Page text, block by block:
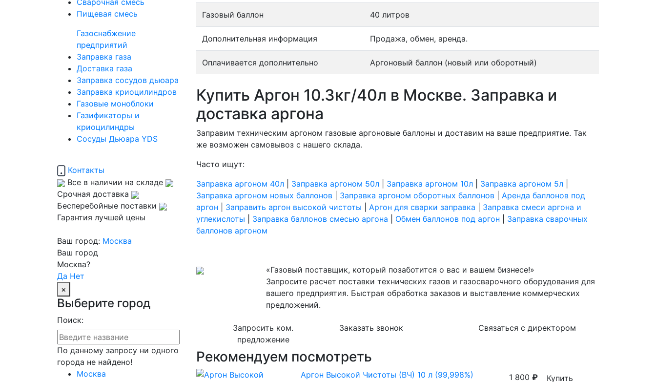
Сварочная смесь
Пищевая смесь
Газоснабжение
предприятий
Заправка газа
Доставка газа
Заправка сосудов дьюара
Заправка криоцилиндров
Газовые моноблоки
Газификаторы и
криоцилиндры
Сосуды Дьюара YDS
Контакты
Все в наличии на складе
Срочная доставка
Бесперебойные поставки
Гарантия лучшей цены
Ваш город: Москва
Ваш город
Москва?
Да Нет
×
Выберите город
Поиск:
По данному запросу ни одного
города не найдено!
Москва
Газовый баллон 40 литров
Дополнительная информация Продажа, обмен, аренда.
Оплачивается дополнительно Аргоновый баллон (новый или оборотный)
Купить Аргон 10.3кг/40л в Москве. Заправка и
доставка аргона
Заправим техническим аргоном газовые аргоновые баллоны и доставим на ваше предприятие. Так
же возможен самовывоз с нашего склада.
Часто ищут:
Заправка аргоном 40л
Заправка аргоном 50л Заправка аргоном 10л Заправка аргоном 5л
Заправка аргоном новых баллонов
Заправка аргоном оборотных баллонов
Аренда баллонов под
аргон
Заправить аргон высокой чистоты Аргон для сварки заправка
Заправка смеси аргона и
углекислоты
Заправка баллонов смесью аргона Обмен баллонов под аргон
Заправка сварочных
баллонов аргоном
«Газовый поставщик, который позаботится о вас и вашем бизнесе!»
Запросите расчет поставки технических газов и газосварочного оборудования для
вашего предприятия. Быстрая обработка заказов и выставление коммерческих
предложений.
Запросить ком.
предложение
Заказать звонок Связаться с директором
Рекомендуем посмотреть
Аргон Высокой Чистоты (ВЧ) 10 л (99,998%)
1 800₽ Купить